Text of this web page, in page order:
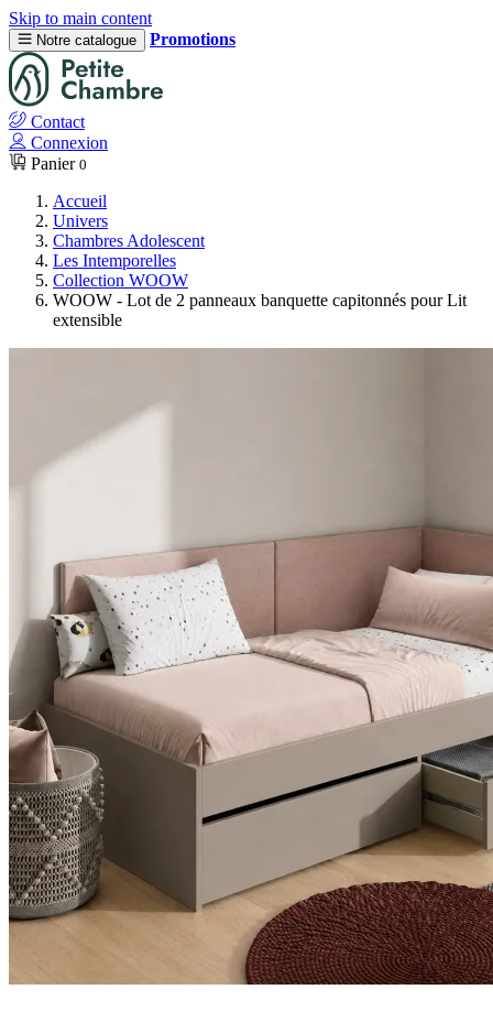
Skip to main content
Notre catalogue Promotions
Contact
Connexion
Panier 0
Accueil
Univers
Chambres Adolescent
Les Intemporelles
Collection WOOW
WOOW - Lot de 2 panneaux banquette capitonnés pour Lit
extensible